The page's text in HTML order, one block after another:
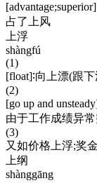
占了上风
上浮
shàngfú
(1)
[float]∶向上漂(跟
(2)
[go up and
由于工作成绩异
(3)
又如价格上浮;奖
上纲
shànggāng